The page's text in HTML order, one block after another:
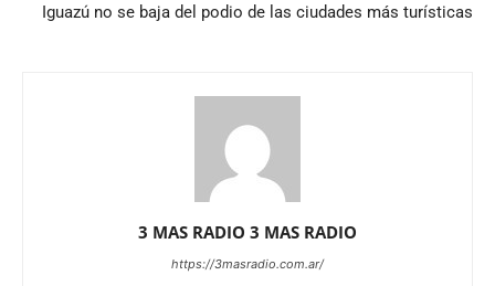
Iguazú no se baja del podio de las ciudades más turísticas
3 MAS RADIO 3 MAS RADIO
https://3masradio.com.ar/